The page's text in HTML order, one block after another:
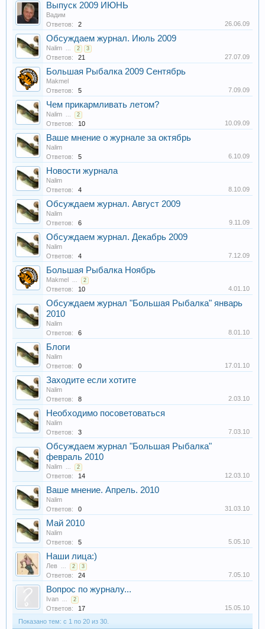
Выпуск 2009 ИЮНЬ
Вадим
Ответов:
2 26.06.09
Обсуждаем журнал. Июль 2009
Nalim ... 2 3
Ответов: 21 27.07.09
Большая Рыбалка 2009 Сентябрь
Makmel
Ответов:
5 7.09.09
Чем прикармливать летом?
Nalim ... 2
Ответов: 10 10.09.09
Ваше мнение о журнале за октябрь
Nalim
Ответов:
5 6.10.09
Новости журнала
Nalim
Ответов:
4 8.10.09
Обсуждаем журнал. Август 2009
Nalim
Ответов:
6 9.11.09
Обсуждаем журнал. Декабрь 2009
Nalim
Ответов:
4 7.12.09
Большая Рыбалка Ноябрь
Makmel ... 2
Ответов: 10 4.01.10
Обсуждаем журнал "Большая Рыбалка" январь
2010
Nalim
Ответов:
6 8.01.10
Блоги
Nalim
Ответов:
0 17.01.10
Заходите если хотите
Nalim
Ответов:
8 2.03.10
Необходимо посоветоваться
Nalim
Ответов:
3 7.03.10
Обсуждаем журнал "Большая Рыбалка"
февраль 2010
Nalim ... 2
Ответов: 14 12.03.10
Ваше мнение. Апрель. 2010
Nalim
Ответов:
0 31.03.10
Май 2010
Nalim
Ответов:
5 5.05.10
Наши лица:)
Лев ... 2 3
Ответов: 24 7.05.10
Вопрос по журналу...
Ivan ... 2
Ответов: 17
15.05.10
Показано тем: с 1 по 20 из 30.